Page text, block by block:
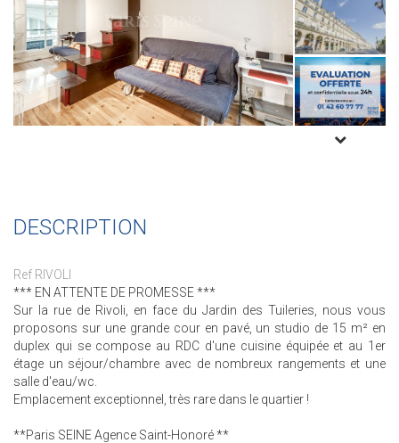
DESCRIPTION
Ref RIVOLI
*** EN ATTENTE DE PROMESSE ***
Sur la rue de Rivoli, en face du Jardin des Tuileries, nous vous
proposons sur une grande cour en pavé, un studio de 15 m² en
duplex qui se compose au RDC d'une cuisine équipée et au 1er
étage un séjour/chambre avec de nombreux rangements et une
salle d'eau/wc.
Emplacement exceptionnel, très rare dans le quartier !
**Paris SEINE Agence Saint-Honoré **